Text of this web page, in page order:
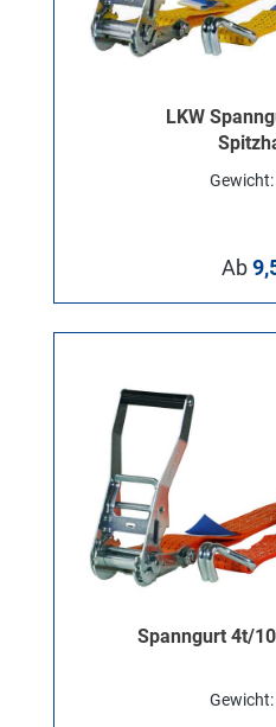
LKW
Ab
Spanngurt 4t/